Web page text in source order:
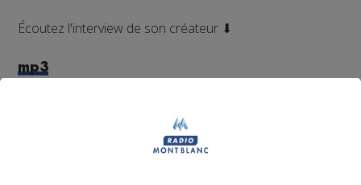
Écoutez l'interview de son créateur ⬇
mp3
Vous l'avez compris, leBun J Ride
saut de tremplin